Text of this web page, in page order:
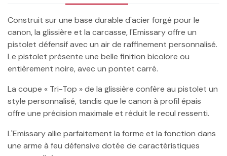
Construit sur une base durable d'acier forgé pour le
canon, la glissière et la carcasse, l'Emissary offre un
pistolet défensif avec un air de raffinement personnalisé.
Le pistolet présente une belle finition bicolore ou
entièrement noire, avec un pontet carré.
La coupe « Tri-Top » de la glissière confère au pistolet un
style personnalisé, tandis que le canon à profil épais
offre une précision maximale et réduit le recul ressenti.
L'Emissary allie parfaitement la forme et la fonction dans
une arme à feu défensive dotée de caractéristiques